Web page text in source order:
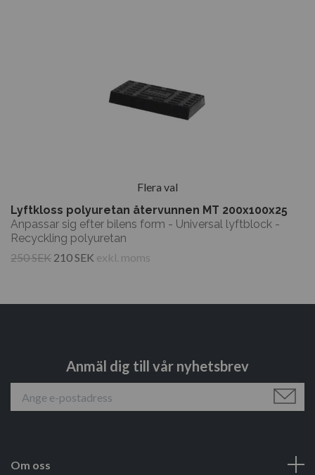
Flera val
Lyftkloss polyuretan återvunnen MT 200x100x25
Anpassar sig efter bilens form - Universal lyftblock -
Recyckling polyuretan
250 SEK 210 SEK exkl. moms
Anmäl dig till vår nyhetsbrev
Om oss